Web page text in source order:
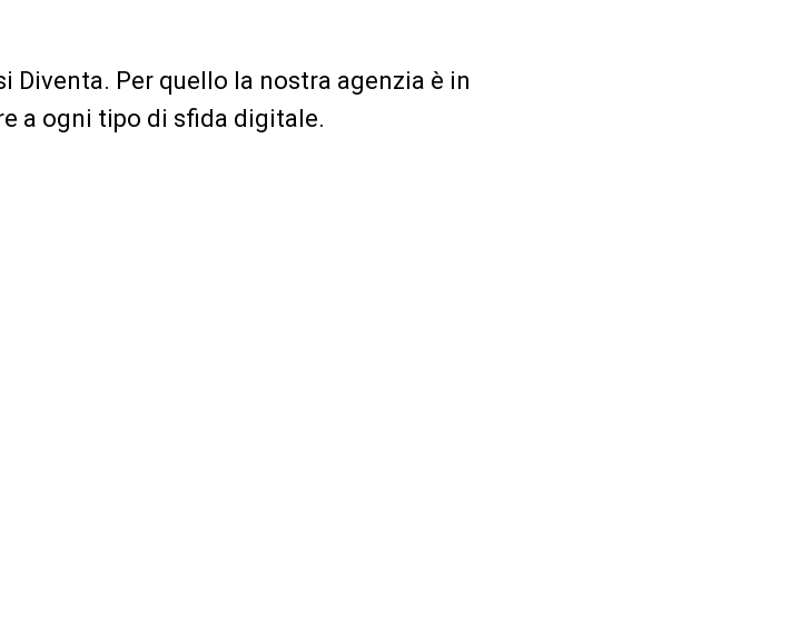
Diventa. Per quello la nostra agenzia è in
a ogni tipo di sfida digitale.